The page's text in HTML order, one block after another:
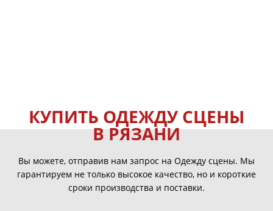
КУПИТЬ ОДЕЖДУ СЦЕНЫ
В РЯЗАНИ
Вы можете, отправив нам запрос на Одежду сцены. Мы
гарантируем не только высокое качество, но и короткие
сроки производства и поставки.